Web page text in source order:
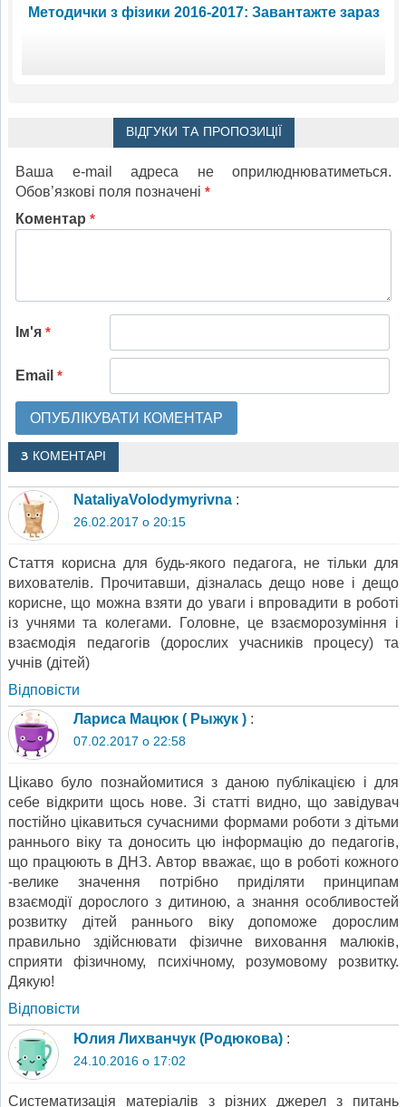
Методички з фізики 2016-2017: Завантажте зараз
ВІДГУКИ ТА ПРОПОЗИЦІЇ
Ваша e-mail адреса не оприлюднюватиметься.
Обов’язкові поля позначені *
Коментар *
Ім'я *
Email *
3 КОМЕНТАРІ
NataliyaVolodymyrivna :
26.02.2017 о 20:15
Стаття корисна для будь-якого педагога, не тільки для
вихователів. Прочитавши, дізналась дещо нове і дещо
корисне, що можна взяти до уваги і впровадити в роботі
із учнями та колегами. Головне, це взаєморозуміння і
взаємодія педагогів (дорослих учасників процесу) та
учнів (дітей)
Відповіcти
Лариса Мацюк ( Рыжук ) :
07.02.2017 о 22:58
Цікаво було познайомитися з даною публікацією і для
себе відкрити щось нове. Зі статті видно, що завідувач
постійно цікавиться сучасними формами роботи з дітьми
раннього віку та доносить цю інформацію до педагогів,
що працюють в ДНЗ. Автор вважає, що в роботі кожного
-велике значення потрібно приділяти принципам
взаємодії дорослого з дитиною, а знання особливостей
розвитку дітей раннього віку допоможе дорослим
правильно здійснювати фізичне виховання малюків,
сприяти фізичному, психічному, розумовому розвитку.
Дякую!
Відповіcти
Юлия Лихванчук (Родюкова) :
24.10.2016 о 17:02
Систематизація матеріалів з різних джерел з питань